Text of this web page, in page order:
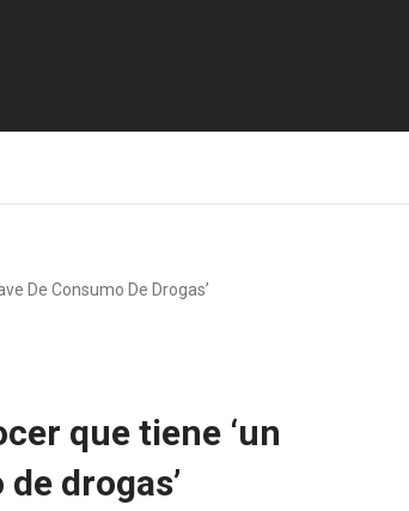
De Consumo De Drogas’
que tiene ‘un
drogas’